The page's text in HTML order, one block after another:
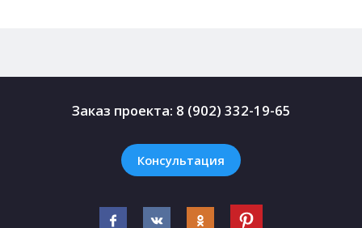
Заказ проекта: 8 (902) 332-19-65
Консультация